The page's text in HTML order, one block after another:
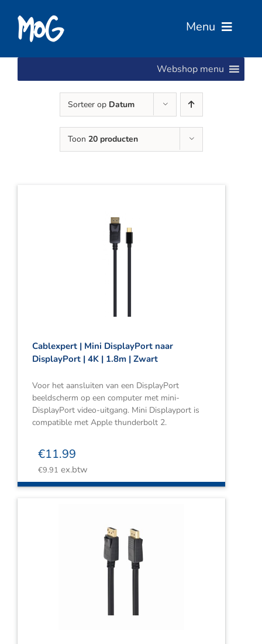
inhoud
Menu
Services
Winkelwagen
Webshop menu
Sorteer op Datum
Toon 20 producten
Cablexpert | Mini DisplayPort naar
DisplayPort | 4K | 1.8m | Zwart
Voor het aansluiten van een DisplayPort
beeldscherm op een computer met mini-
DisplayPort video-uitgang. Mini Displayport is
compatible met Apple thunderbolt 2.
€11.99
€9.91 ex.btw